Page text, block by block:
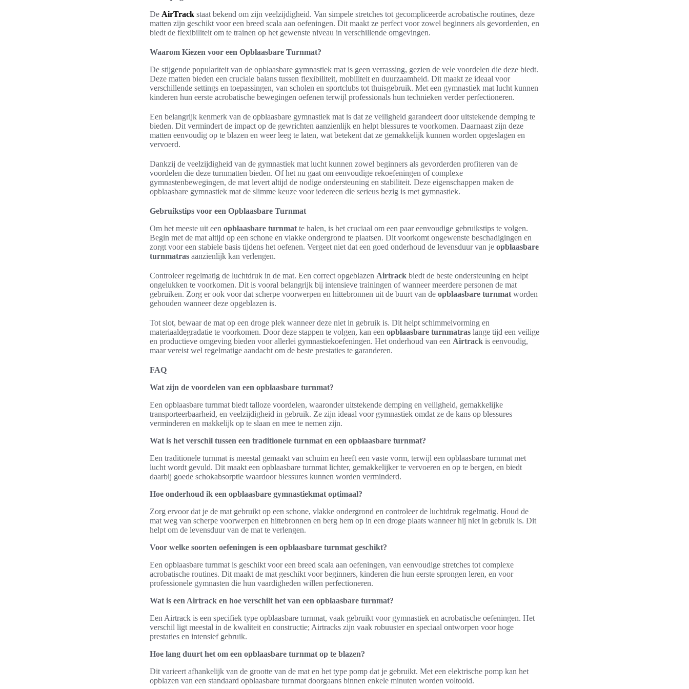
De AirTrack staat bekend om zijn veelzijdigheid. Van simpele stretches tot gecompliceerde acrobatische routines, deze
matten zijn geschikt voor een breed scala aan oefeningen. Dit maakt ze perfect voor zowel beginners als gevorderden, en
biedt de flexibiliteit om te trainen op het gewenste niveau in verschillende omgevingen.
Waarom Kiezen voor een Opblaasbare Turnmat?
De stijgende populariteit van de opblaasbare gymnastiek mat is geen verrassing, gezien de vele voordelen die deze biedt.
Deze matten bieden een cruciale balans tussen flexibiliteit, mobiliteit en duurzaamheid. Dit maakt ze ideaal voor
verschillende settings en toepassingen, van scholen en sportclubs tot thuisgebruik. Met een gymnastiek mat lucht kunnen
kinderen hun eerste acrobatische bewegingen oefenen terwijl professionals hun technieken verder perfectioneren.
Een belangrijk kenmerk van de opblaasbare gymnastiek mat is dat ze veiligheid garandeert door uitstekende demping te
bieden. Dit vermindert de impact op de gewrichten aanzienlijk en helpt blessures te voorkomen. Daarnaast zijn deze
matten eenvoudig op te blazen en weer leeg te laten, wat betekent dat ze gemakkelijk kunnen worden opgeslagen en
vervoerd.
Dankzij de veelzijdigheid van de gymnastiek mat lucht kunnen zowel beginners als gevorderden profiteren van de
voordelen die deze turnmatten bieden. Of het nu gaat om eenvoudige rekoefeningen of complexe
gymnastenbewegingen, de mat levert altijd de nodige ondersteuning en stabiliteit. Deze eigenschappen maken de
opblaasbare gymnastiek mat de slimme keuze voor iedereen die serieus bezig is met gymnastiek.
Gebruikstips voor een Opblaasbare Turnmat
Om het meeste uit een opblaasbare turnmat te halen, is het cruciaal om een paar eenvoudige gebruikstips te volgen.
Begin met de mat altijd op een schone en vlakke ondergrond te plaatsen. Dit voorkomt ongewenste beschadigingen en
zorgt voor een stabiele basis tijdens het oefenen. Vergeet niet dat een goed onderhoud de levensduur van je opblaasbare
turnmatras aanzienlijk kan verlengen.
Controleer regelmatig de luchtdruk in de mat. Een correct opgeblazen Airtrack biedt de beste ondersteuning en helpt
ongelukken te voorkomen. Dit is vooral belangrijk bij intensieve trainingen of wanneer meerdere personen de mat
gebruiken. Zorg er ook voor dat scherpe voorwerpen en hittebronnen uit de buurt van de opblaasbare turnmat worden
gehouden wanneer deze opgeblazen is.
Tot slot, bewaar de mat op een droge plek wanneer deze niet in gebruik is. Dit helpt schimmelvorming en
materiaaldegradatie te voorkomen. Door deze stappen te volgen, kan een opblaasbare turnmatras lange tijd een veilige
en productieve omgeving bieden voor allerlei gymnastiekoefeningen. Het onderhoud van een Airtrack is eenvoudig,
maar vereist wel regelmatige aandacht om de beste prestaties te garanderen.
FAQ
Wat zijn de voordelen van een opblaasbare turnmat?
Een opblaasbare turnmat biedt talloze voordelen, waaronder uitstekende demping en veiligheid, gemakkelijke
transporteerbaarheid, en veelzijdigheid in gebruik. Ze zijn ideaal voor gymnastiek omdat ze de kans op blessures
verminderen en makkelijk op te slaan en mee te nemen zijn.
Wat is het verschil tussen een traditionele turnmat en een opblaasbare turnmat?
Een traditionele turnmat is meestal gemaakt van schuim en heeft een vaste vorm, terwijl een opblaasbare turnmat met
lucht wordt gevuld. Dit maakt een opblaasbare turnmat lichter, gemakkelijker te vervoeren en op te bergen, en biedt
daarbij goede schokabsorptie waardoor blessures kunnen worden verminderd.
Hoe onderhoud ik een opblaasbare gymnastiekmat optimaal?
Zorg ervoor dat je de mat gebruikt op een schone, vlakke ondergrond en controleer de luchtdruk regelmatig. Houd de
mat weg van scherpe voorwerpen en hittebronnen en berg hem op in een droge plaats wanneer hij niet in gebruik is. Dit
helpt om de levensduur van de mat te verlengen.
Voor welke soorten oefeningen is een opblaasbare turnmat geschikt?
Een opblaasbare turnmat is geschikt voor een breed scala aan oefeningen, van eenvoudige stretches tot complexe
acrobatische routines. Dit maakt de mat geschikt voor beginners, kinderen die hun eerste sprongen leren, en voor
professionele gymnasten die hun vaardigheden willen perfectioneren.
Wat is een Airtrack en hoe verschilt het van een opblaasbare turnmat?
Een Airtrack is een specifiek type opblaasbare turnmat, vaak gebruikt voor gymnastiek en acrobatische oefeningen. Het
verschil ligt meestal in de kwaliteit en constructie; Airtracks zijn vaak robuuster en speciaal ontworpen voor hoge
prestaties en intensief gebruik.
Hoe lang duurt het om een opblaasbare turnmat op te blazen?
Dit varieert afhankelijk van de grootte van de mat en het type pomp dat je gebruikt. Met een elektrische pomp kan het
opblazen van een standaard opblaasbare turnmat doorgaans binnen enkele minuten worden voltooid.